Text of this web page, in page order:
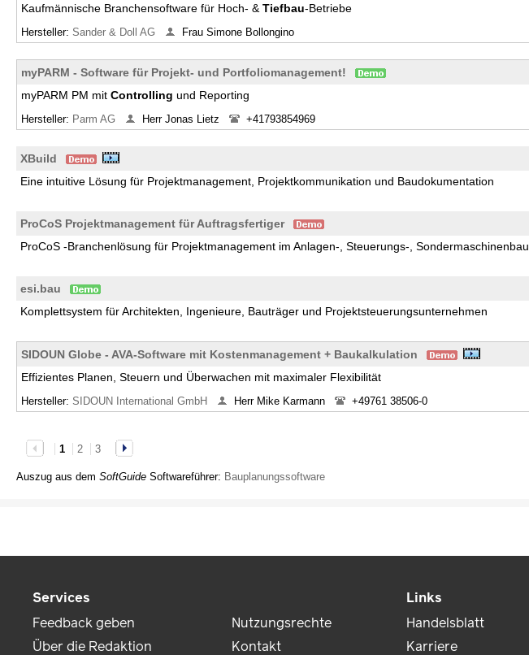
Kaufmännische Branchensoftware für Hoch- & Tiefbau-Betriebe
Hersteller: Sander & Doll AG Frau Simone Bollongino
myPARM - Software für Projekt- und Portfoliomanagement!
myPARM PM mit Controlling und Reporting
Hersteller: Parm AG Herr Jonas Lietz +41793854969
XBuild
Eine intuitive Lösung für Projektmanagement, Projektkommunikation und Baudokumentation
ProCoS Projektmanagement für Auftragsfertiger
ProCoS -Branchenlösung für Projektmanagement im Anlagen-, Steuerungs-, Sondermaschinenbau
esi.bau
Komplettsystem für Architekten, Ingenieure, Bauträger und Projektsteuerungsunternehmen
SIDOUN Globe - AVA-Software mit Kostenmanagement + Baukalkulation
Effizientes Planen, Steuern und Überwachen mit maximaler Flexibilität
Hersteller: SIDOUN International GmbH Herr Mike Karmann +49761 38506-0
1
2 3
Auszug aus dem SoftGuide Softwareführer: Bauplanungssoftware
Services
Feedback geben
Über die Redaktion
Nutzungsrechte
Kontakt
Links
Handelsblatt
Karriere